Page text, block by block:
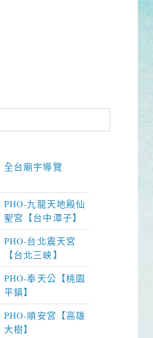
全台廟宇導覽
PHO-九龍天地殿仙
聖宮【台中潭子】
PHO-台北震天宮
【台北三峽】
PHO-奉天公【桃園
平鎮】
PHO-順安宮【高雄
大樹】